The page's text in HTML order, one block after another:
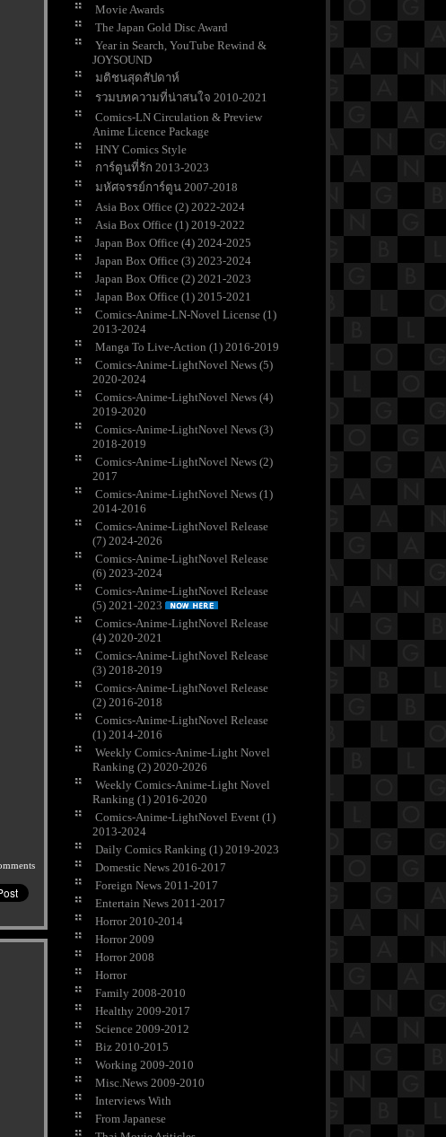
Movie Awards
The Japan Gold Disc Award
Year in Search, YouTube Rewind &
JOYSOUND
มติชนสุดสัปดาห์
รวมบทความที่น่าสนใจ 2010-2021
Comics-LN Circulation & Preview
Anime Licence Package
HNY Comics Style
การ์ตูนที่รัก 2013-2023
มหัศจรรย์การ์ตูน 2007-2018
Asia Box Office (2) 2022-2024
Asia Box Office (1) 2019-2022
Japan Box Office (4) 2024-2025
Japan Box Office (3) 2023-2024
Japan Box Office (2) 2021-2023
Japan Box Office (1) 2015-2021
Comics-Anime-LN-Novel License (1)
2013-2024
Manga To Live-Action (1) 2016-2019
Comics-Anime-LightNovel News (5)
2020-2024
Comics-Anime-LightNovel News (4)
2019-2020
Comics-Anime-LightNovel News (3)
2018-2019
Comics-Anime-LightNovel News (2)
2017
Comics-Anime-LightNovel News (1)
2014-2016
Comics-Anime-LightNovel Release
(7) 2024-2026
Comics-Anime-LightNovel Release
(6) 2023-2024
Comics-Anime-LightNovel Release
(5) 2021-2023
Comics-Anime-LightNovel Release
(4) 2020-2021
Comics-Anime-LightNovel Release
(3) 2018-2019
Comics-Anime-LightNovel Release
(2) 2016-2018
Comics-Anime-LightNovel Release
(1) 2014-2016
Weekly Comics-Anime-Light Novel
Ranking (2) 2020-2026
Weekly Comics-Anime-Light Novel
Ranking (1) 2016-2020
Comics-Anime-LightNovel Event (1)
2013-2024
Daily Comics Ranking (1) 2019-2023
Domestic News 2016-2017
Foreign News 2011-2017
Entertain News 2011-2017
Horror 2010-2014
Horror 2009
Horror 2008
Horror
Family 2008-2010
Healthy 2009-2017
Science 2009-2012
Biz 2010-2015
Working 2009-2010
Misc.News 2009-2010
Interviews With
From Japanese